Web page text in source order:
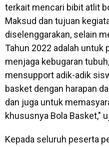
terkait mencari bibit atlit
Maksud dan tujuan
diselenggarakan, selain
Tahun 2022 adalah untuk
menjaga kebugaran
mensupport adik-adik
basket dengan harapan
dan juga untuk
khususnya Bola Basket,"
Kepada seluruh peserta